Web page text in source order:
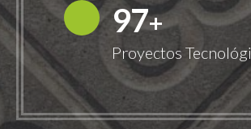
100+
Proyectos